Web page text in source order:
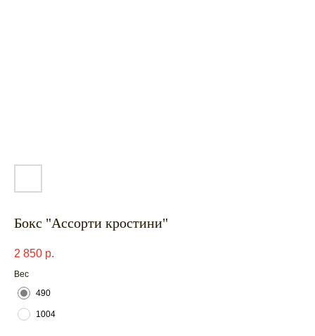
Бокс "Ассорти кростини"
2 850 р.
Вес
490
1004